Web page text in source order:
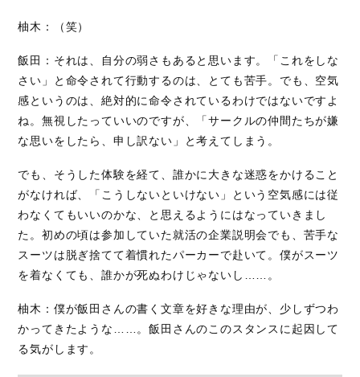
柚木：（笑）
飯田：それは、自分の弱さもあると思います。「これをしな
さい」と命令されて行動するのは、とても苦手。でも、空気
感というのは、絶対的に命令されているわけではないですよ
ね。無視したっていいのですが、「サークルの仲間たちが嫌
な思いをしたら、申し訳ない」と考えてしまう。
でも、そうした体験を経て、誰かに大きな迷惑をかけること
がなければ、「こうしないといけない」という空気感には従
わなくてもいいのかな、と思えるようにはなっていきまし
た。初めの頃は参加していた就活の企業説明会でも、苦手な
スーツは脱ぎ捨てて着慣れたパーカーで赴いて。僕がスーツ
を着なくても、誰かが死ぬわけじゃないし……。
柚木：僕が飯田さんの書く文章を好きな理由が、少しずつわ
かってきたような……。飯田さんのこのスタンスに起因して
る気がします。